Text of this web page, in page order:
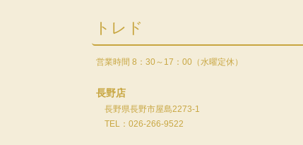
トレド
営業時間 8：30～17：00（水曜定休）
長野店
長野県長野市屋島2273-1
TEL：026-266-9522